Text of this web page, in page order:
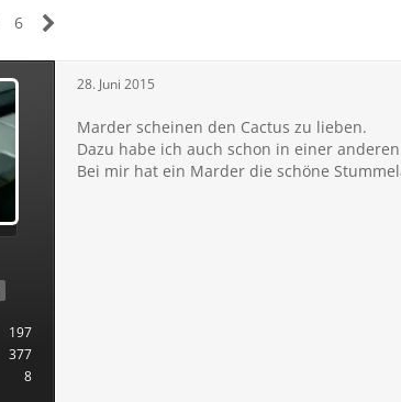
6
197
377
8
28. Juni 2015
Marder scheinen den Cactus zu lieben.
Dazu habe ich auch schon in einer
Bei mir hat ein Marder die schöne